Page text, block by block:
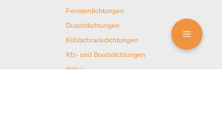
Fensterdichtungen
Duschdichtungen
Kühlschrankdichtungen
Kfz- und Bootsdichtungen
Häfele